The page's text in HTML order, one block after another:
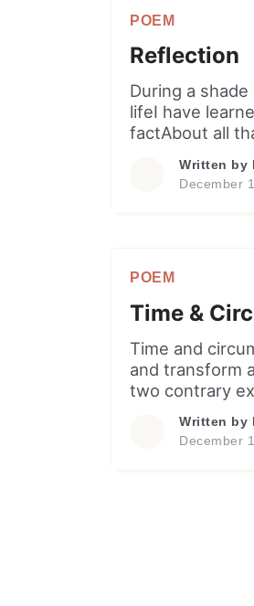
POEM
Reflection
During a
lifeI have
factAbout all
constant. You
care for
You are […]
Written by
December
POEM
Time &
Time and
and transform
two contrary
from being
levels of
Written by
December